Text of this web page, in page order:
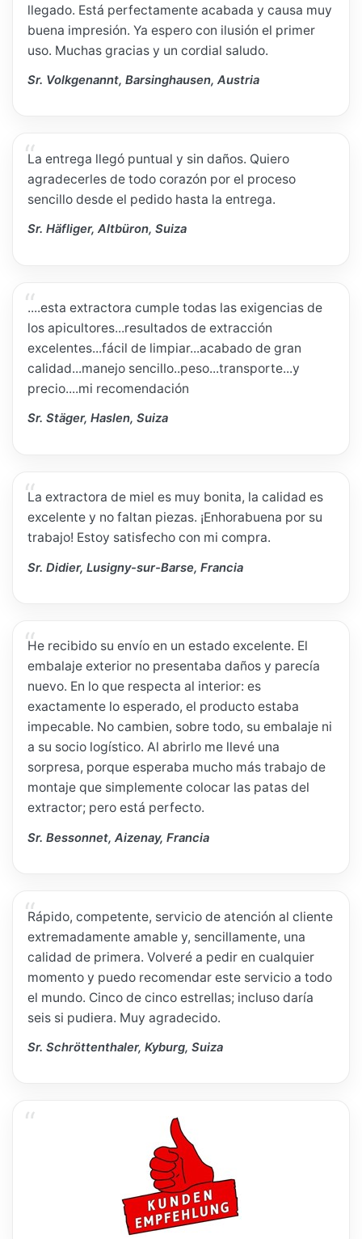
llegado. Está perfectamente acabada y causa muy
buena impresión. Ya espero con ilusión el primer
uso. Muchas gracias y un cordial saludo.
Sr. Volkgenannt, Barsinghausen, Austria
La entrega llegó puntual y sin daños. Quiero
agradecerles de todo corazón por el proceso
sencillo desde el pedido hasta la entrega.
Sr. Häfliger, Altbüron, Suiza
....esta extractora cumple todas las exigencias de
los apicultores...resultados de extracción
excelentes...fácil de limpiar...acabado de gran
calidad...manejo sencillo..peso...transporte...y
precio....mi recomendación
Sr. Stäger, Haslen, Suiza
La extractora de miel es muy bonita, la calidad es
excelente y no faltan piezas. ¡Enhorabuena por su
trabajo! Estoy satisfecho con mi compra.
Sr. Didier, Lusigny-sur-Barse, Francia
He recibido su envío en un estado excelente. El
embalaje exterior no presentaba daños y parecía
nuevo. En lo que respecta al interior: es
exactamente lo esperado, el producto estaba
impecable. No cambien, sobre todo, su embalaje ni
a su socio logístico. Al abrirlo me llevé una
sorpresa, porque esperaba mucho más trabajo de
montaje que simplemente colocar las patas del
extractor; pero está perfecto.
Sr. Bessonnet, Aizenay, Francia
Rápido, competente, servicio de atención al cliente
extremadamente amable y, sencillamente, una
calidad de primera. Volveré a pedir en cualquier
momento y puedo recomendar este servicio a todo
el mundo. Cinco de cinco estrellas; incluso daría
seis si pudiera. Muy agradecido.
Sr. Schröttenthaler, Kyburg, Suiza